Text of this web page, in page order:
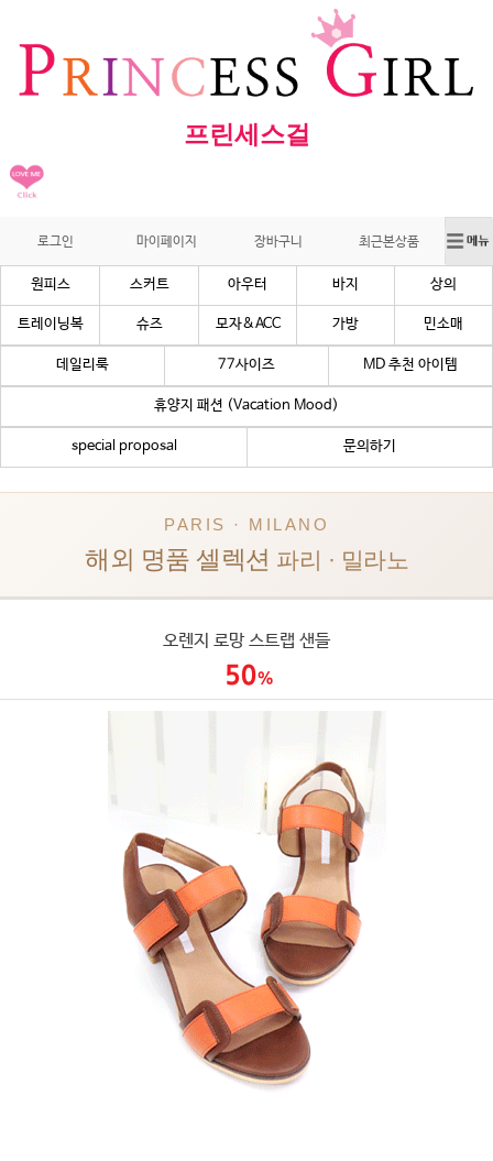
프린세스걸
로그인 마이페이지 장바구니 최근본상품
원피스 스커트 아우터 바지 상의
트레이닝복 슈즈 모자&ACC 가방 민소매
데일리룩 77사이즈 MD 추천 아이템
휴양지 패션 (Vacation Mood)
special proposal 문의하기
PARIS · MILANO
해외 명품 셀렉션 파리 · 밀라노
오렌지 로망 스트랩 샌들